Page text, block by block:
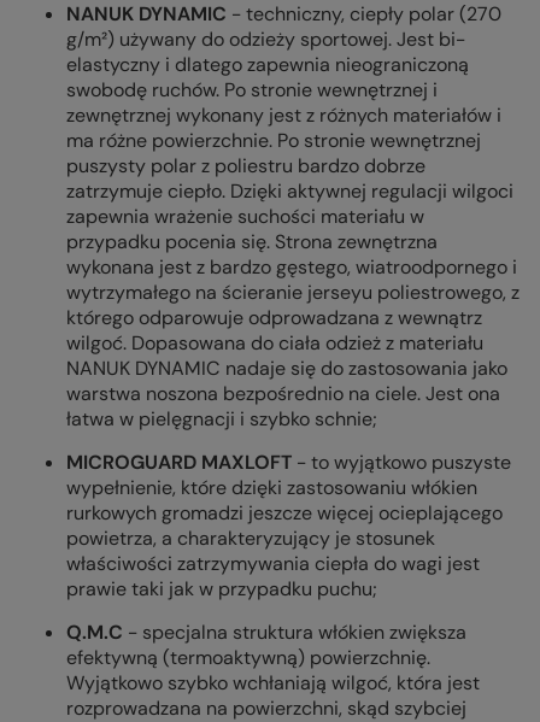
NANUK DYNAMIC - techniczny, ciepły polar (270
g/m²) używany do odzieży sportowej. Jest bi-
elastyczny i dlatego zapewnia nieograniczoną
swobodę ruchów. Po stronie wewnętrznej i
zewnętrznej wykonany jest z różnych materiałów i
ma różne powierzchnie. Po stronie wewnętrznej
puszysty polar z poliestru bardzo dobrze
zatrzymuje ciepło. Dzięki aktywnej regulacji wilgoci
zapewnia wrażenie suchości materiału w
przypadku pocenia się. Strona zewnętrzna
wykonana jest z bardzo gęstego, wiatroodpornego i
wytrzymałego na ścieranie jerseyu poliestrowego, z
którego odparowuje odprowadzana z wewnątrz
wilgoć. Dopasowana do ciała odzież z materiału
NANUK DYNAMIC nadaje się do zastosowania jako
warstwa noszona bezpośrednio na ciele. Jest ona
łatwa w pielęgnacji i szybko schnie;
MICROGUARD MAXLOFT - to wyjątkowo puszyste
wypełnienie, które dzięki zastosowaniu włókien
rurkowych gromadzi jeszcze więcej ocieplającego
powietrza, a charakteryzujący je stosunek
właściwości zatrzymywania ciepła do wagi jest
prawie taki jak w przypadku puchu;
Q.M.C - specjalna struktura włókien zwiększa
efektywną (termoaktywną) powierzchnię.
Wyjątkowo szybko wchłaniają wilgoć, która jest
rozprowadzana na powierzchni, skąd szybciej